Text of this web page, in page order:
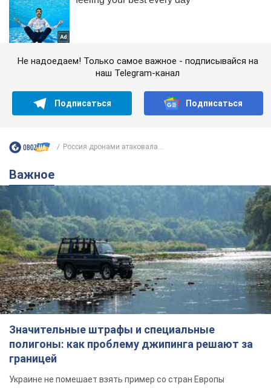
Не надоедаем! Только самое важное - подписывайся на
наш Telegram-канал
Подписаться Подписаться
Россия дронами атаковала...
Важное
Значительные штрафы и специальные
полигоны: как проблему джипинга решают за
границей
Украине не помешает взять пример со стран Европы